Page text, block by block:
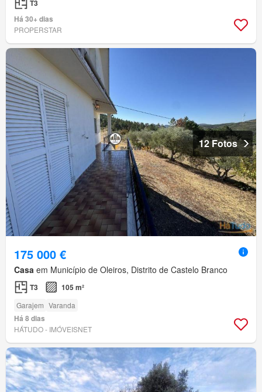
T3
Há 30+ dias
PROPERSTAR
12 Fotos
175 000 €
Casa em Município de Oleiros, Distrito de Castelo Branco
T3 105 m²
Garajem Varanda
Há 8 dias
HÁTUDO - IMÓVEISNET